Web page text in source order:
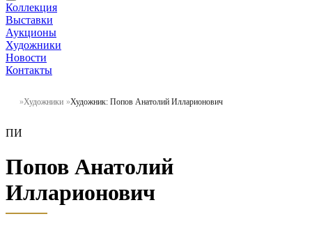
Коллекция
Выставки
Аукционы
Художники
Новости
Контакты
Художники Художник: Попов Анатолий Илларионович
ПИ
Попов Анатолий
Илларионович